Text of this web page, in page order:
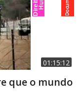
01:15:12
que o mundo